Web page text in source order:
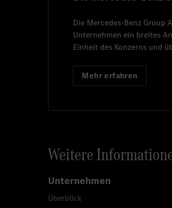
Die Mercedes-Benz Group
Unternehmen ein breites
Einheit des Konzerns und
Mehr erfahren
Weitere
Unternehmen
Überblick